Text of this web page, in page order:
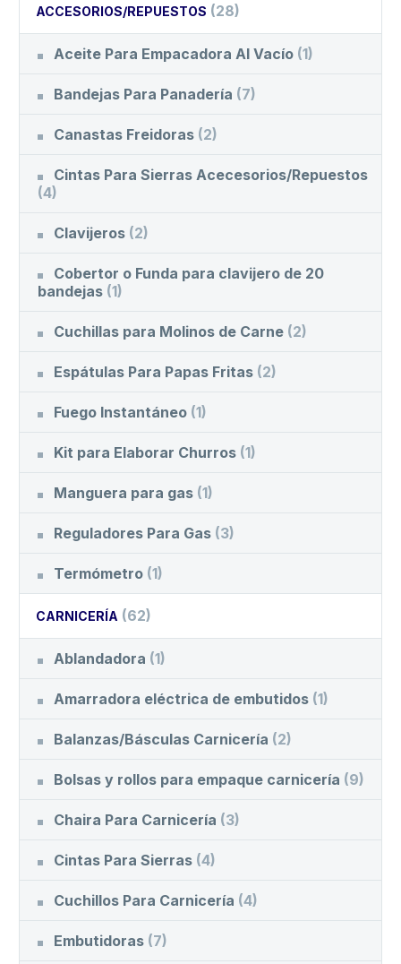
ACCESORIOS/REPUESTOS (28)
Aceite Para Empacadora Al Vacío (1)
Bandejas Para Panadería (7)
Canastas Freidoras (2)
Cintas Para Sierras Acecesorios/Repuestos
(4)
Clavijeros (2)
Cobertor o Funda para clavijero de 20
bandejas (1)
Cuchillas para Molinos de Carne (2)
Espátulas Para Papas Fritas (2)
Fuego Instantáneo (1)
Kit para Elaborar Churros (1)
Manguera para gas (1)
Reguladores Para Gas (3)
Termómetro (1)
CARNICERÍA (62)
Ablandadora (1)
Amarradora eléctrica de embutidos (1)
Balanzas/Básculas Carnicería (2)
Bolsas y rollos para empaque carnicería (9)
Chaira Para Carnicería (3)
Cintas Para Sierras (4)
Cuchillos Para Carnicería (4)
Embutidoras (7)